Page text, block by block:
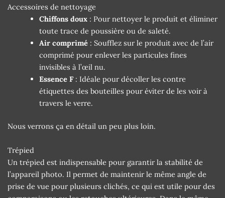
Accessoires de nettoyage
Chiffons doux : Pour nettoyer le produit et éliminer
toute trace de poussière ou de saleté.
Air comprimé : Soufflez sur le produit avec de l’air
comprimé pour enlever les particules fines
invisibles à l’œil nu.
Essence F : Idéale pour décoller les contre
étiquettes des bouteilles pour éviter de les voir à
travers le verre.
Nous verrons ça en détail un peu plus loin.
Trépied
Un trépied est indispensable pour garantir la stabilité de
l’appareil photo. Il permet de maintenir le même angle de
prise de vue pour plusieurs clichés, ce qui est utile pour des